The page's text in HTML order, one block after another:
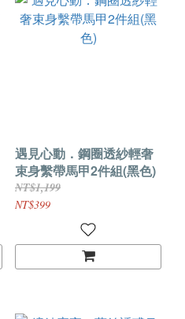
遇見心動．鋼圈透紗輕奢
束身繫帶馬甲2件組(黑色)
NT$1,199
NT$399